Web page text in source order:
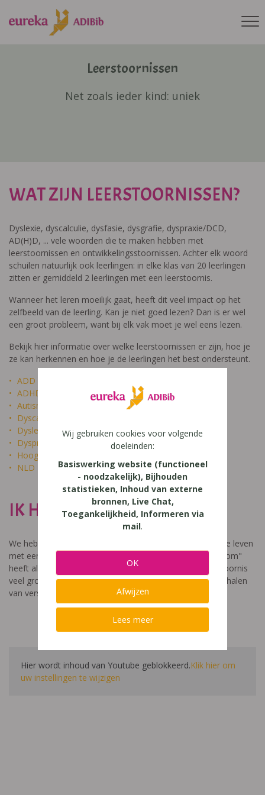
Leerstoornissen
Net zoals ieder kind: uniek
WAT ZIJN LEERSTOORNISSEN?
Dyslexie, dyscalculie, dysfasie, dysgrafie, dyspraxie/DCD,
AD(H)D, ... vele woorden die te maken hebben met
leerstoornissen en ontwikkelingsstoornissen. Achter elk woord
schuilen natuurlijk ook leerlingen: in elke klas van 20 leerlingen
zitten er gemiddeld 2 leerlingen met een leerstoornis.
Wanneer het leren moeilijk gaat, heeft dit veel impact op het
zelfbeeld van de leerling. Kan je niet goed lezen? Dan is er wel
een groot probleem, want bij elk vak moet je wel eens lezen.
Bekijk hier informatie over welke leerstoornissen er zijn, hoe je
ze kan herkennen en hoe je de leerlingen het best ondersteunt.
ADD
ADHD
Autisme
Dyscalculie
Dyslexie
Dyspraxie
Hoogbegaafdheid
NLD
IK HEET NIET DOM
We hebben een video gemaakt die toont hoe het is om te leven
met een leerstoornis. De film met als titel: "Ik heet niet dom"
heeft als doel aan te tonen dat de impact van een leerstoornis
veel groter is dan enkel wat je ziet in de klas. Je hoort verhalen
van verschillende leerlingen en ouders.
Hier wordt inhoud van Youtube geblokkeerd.Klik hier om
uw instellingen te wijzigen
Wij gebruiken cookies voor volgende
doeleinden:
Basiswerking website (functioneel
- noodzakelijk), Bijhouden
statistieken, Inhoud van externe
bronnen, Live Chat,
Toegankelijkheid, Informeren via
mail.
OK
Afwijzen
Lees meer